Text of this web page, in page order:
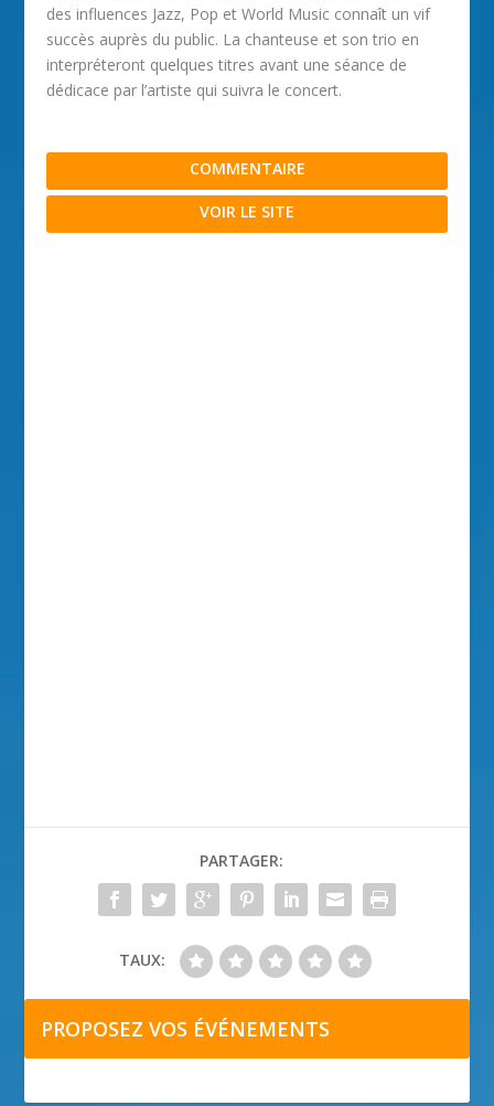
des influences Jazz, Pop et World Music connaît un vif
succès auprès du public. La chanteuse et son trio en
interpréteront quelques titres avant une séance de
dédicace par l’artiste qui suivra le concert.
COMMENTAIRE
VOIR LE SITE
PARTAGER:
TAUX:
PROPOSEZ VOS ÉVÉNEMENTS